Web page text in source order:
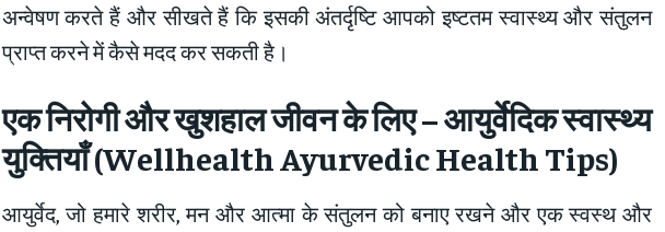
अन्वेषण करते हैं और सीखते हैं कि इसकी अंतर्दृष्टि आपको इष्टतम स्वास्थ्य और संतुलन
प्राप्त करने में कैसे मदद कर सकती है।
एक निरोगी और खुशहाल जीवन के लिए–आयुर्वेदिक स्वास्थ्य
युक्तियाँ(Wellhealth Ayurvedic Health Tips)
आयुर्वेद, जो हमारे शरीर, मन और आत्मा के संतुलन को बनाए रखने और एक स्वस्थ और